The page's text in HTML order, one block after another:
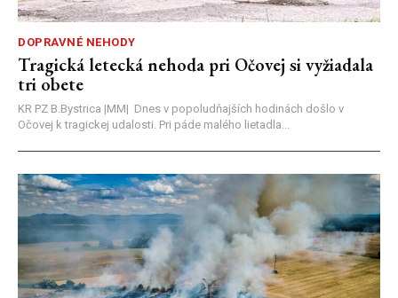
DOPRAVNÉ NEHODY
Tragická letecká nehoda pri Očovej si vyžiadala
tri obete
KR PZ B.Bystrica |MM| Dnes v popoludňajších hodinách došlo v
Očovej k tragickej udalosti. Pri páde malého lietadla...